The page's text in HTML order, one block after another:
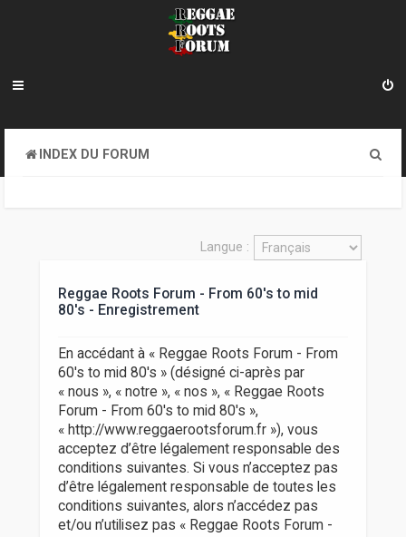
INDEX DU FORUM
Langue :
Reggae Roots Forum - From 60's to mid
80's - Enregistrement
En accédant à « Reggae Roots Forum - From
60's to mid 80's » (désigné ci-après par
« nous », « notre », « nos », « Reggae Roots
Forum - From 60's to mid 80's »,
« http://www.reggaerootsforum.fr »), vous
acceptez d’être légalement responsable des
conditions suivantes. Si vous n’acceptez pas
d’être légalement responsable de toutes les
conditions suivantes, alors n’accédez pas
et/ou n’utilisez pas « Reggae Roots Forum -